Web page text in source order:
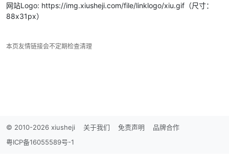
网站Logo: https://img.xiusheji.com/file/linklogo/xiu.gif（尺寸：
88x31px）
本页友情链接会不定期检查清理
© 2010-2026 xiusheji 关于我们 免责声明
品牌合作
粤ICP备16055589号-1